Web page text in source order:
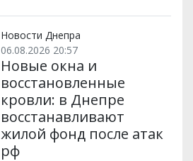
Новости Днепра
06.08.2026 20:57
Новые окна и
восстановленные
кровли: в Днепре
восстанавливают
жилой фонд после атак
рф